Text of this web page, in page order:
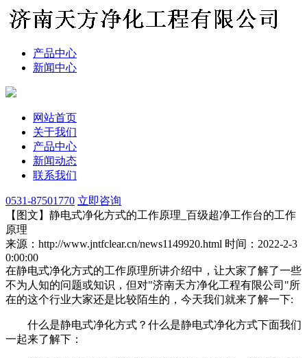
产品中心
新闻中心
网站首页
关于我们
产品中心
新闻动态
联系我们
0531-87501770 立即咨询
【图文】静电式净化方式的工作原理_百级超净工作台的工作
原理
来源：http://www.jntfclear.cn/news1149920.html 时间：2022-2-3
0:00:00
在静电式净化方式的工作原理所讲介绍中，让大家了解了一些
不为人知的问题或知识，但对"济南天方净化工程有限公司"所
在的这个行业大家还是比较陌生的，今天我们就来了解一下:
什么是静电式净化方式？什么是静电式净化方式下面我们
一起来了解下：